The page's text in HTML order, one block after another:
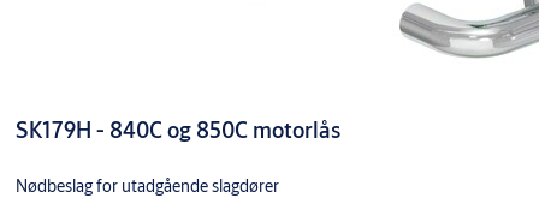
SK179H - 840C og 850C motorlås
Nødbeslag for utadgående slagdører